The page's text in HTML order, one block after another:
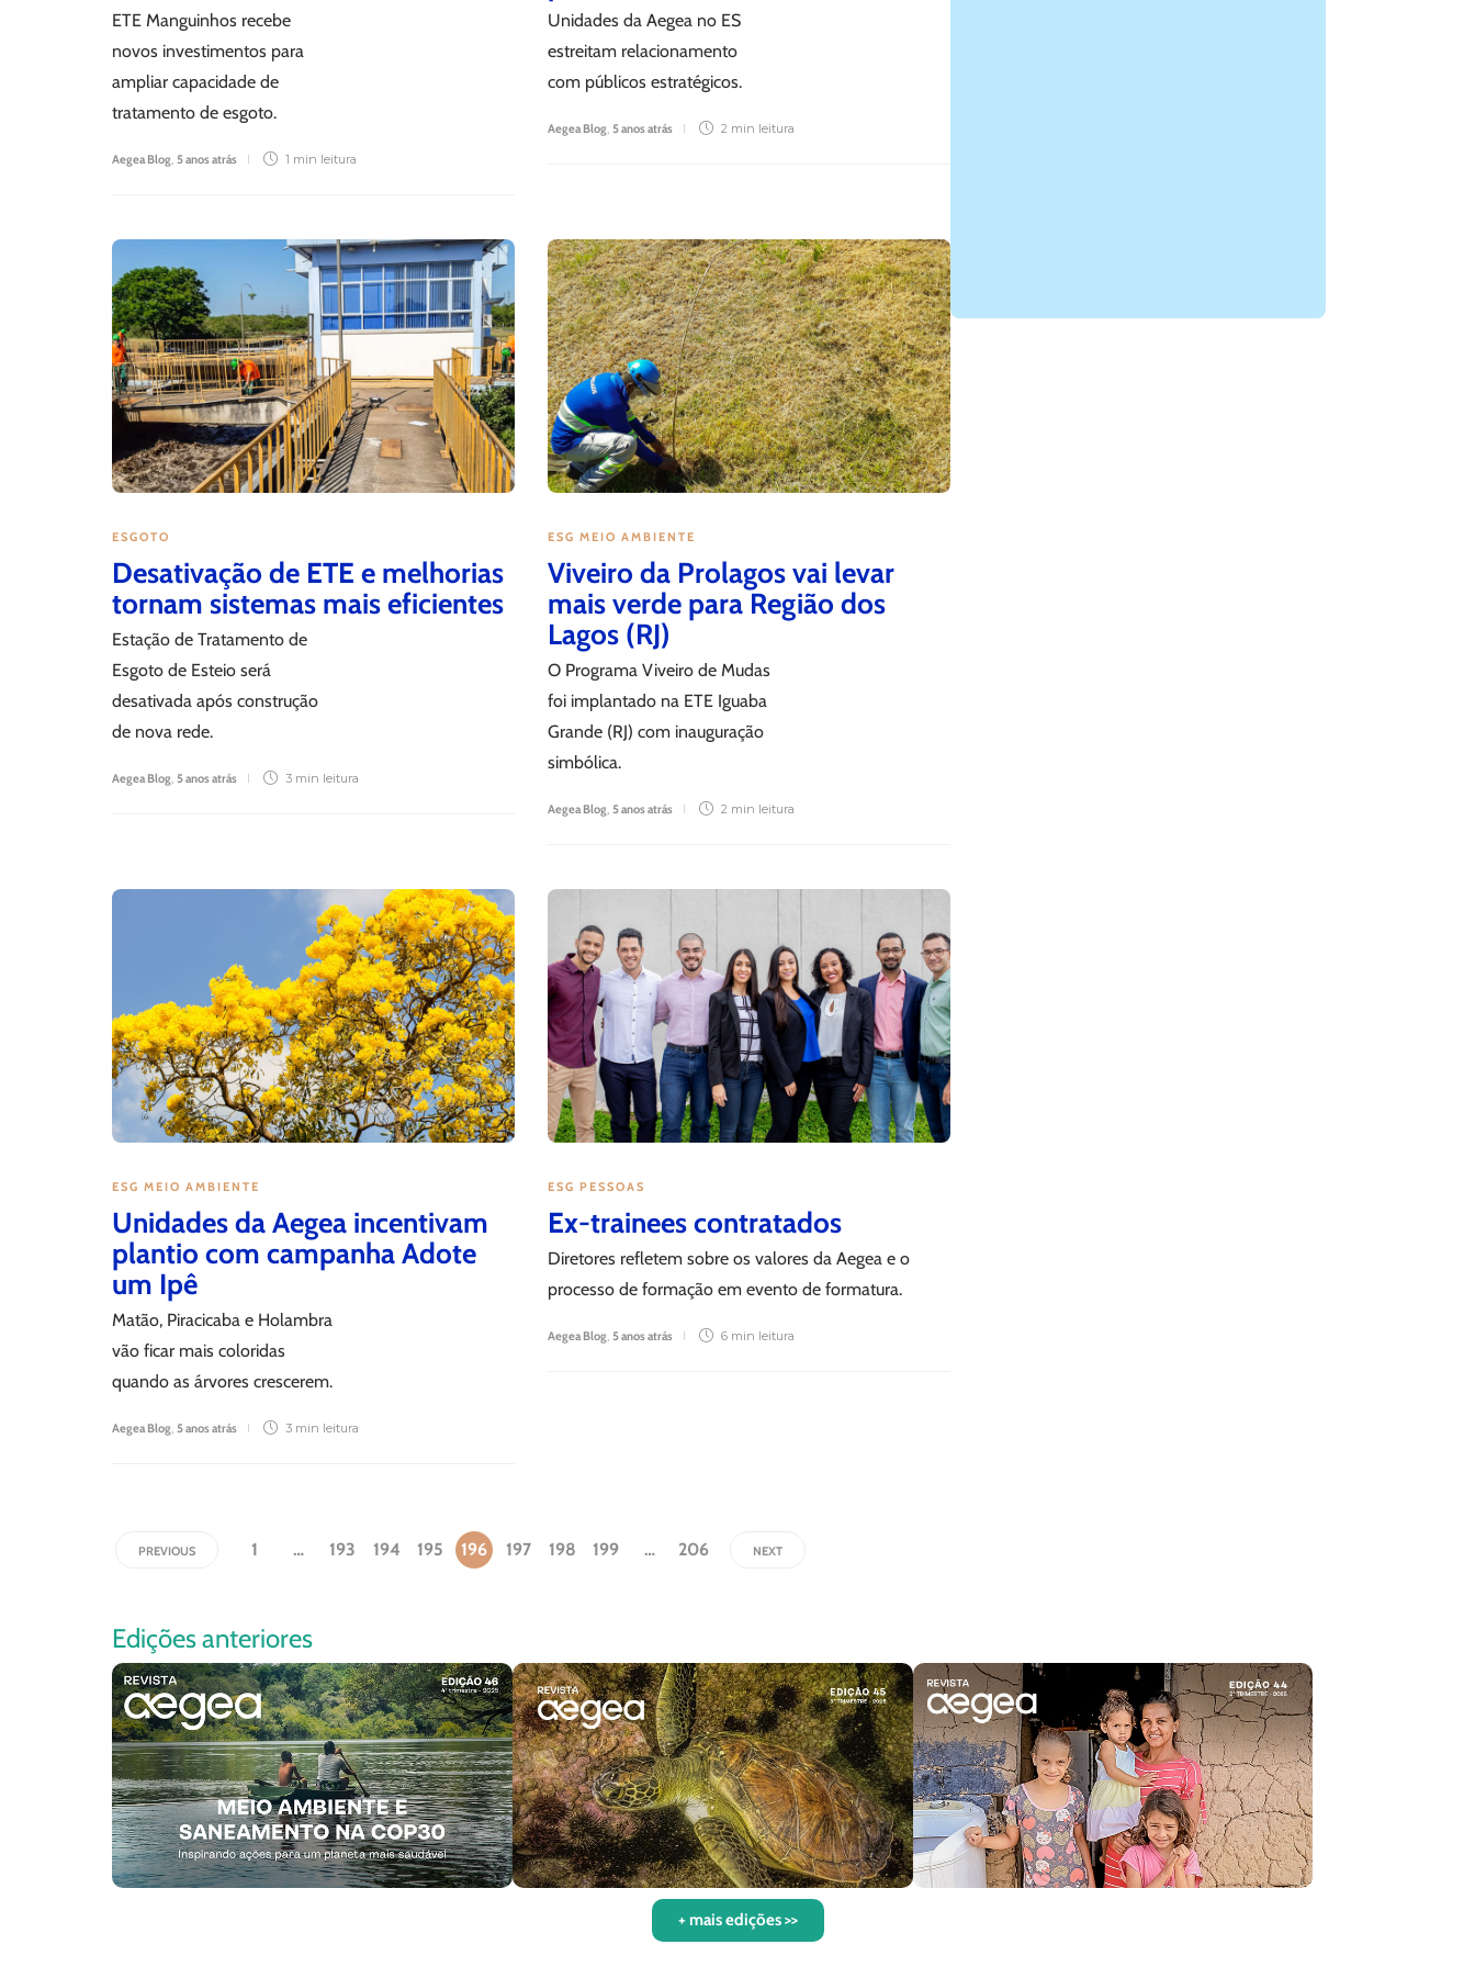
leitura
ETE Manguinhos recebe
novos investimentos para
ampliar capacidade de
tratamento de esgoto.
Aegea Blog, 5 anos atrás 1 min leitura
Unidades da Aegea no ES
estreitam relacionamento
com públicos estratégicos.
Aegea Blog, 5 anos atrás 2 min leitura
ESGOTO
Desativação de ETE e melhorias
tornam sistemas mais eficientes
Estação de Tratamento de
Esgoto de Esteio será
desativada após construção
de nova rede.
Aegea Blog, 5 anos atrás 3 min leitura
ESG MEIO AMBIENTE
Viveiro da Prolagos vai levar
mais verde para Região dos
Lagos (RJ)
O Programa Viveiro de Mudas
foi implantado na ETE Iguaba
Grande (RJ) com inauguração
simbólica.
Aegea Blog, 5 anos atrás 2 min leitura
ESG MEIO AMBIENTE
Unidades da Aegea incentivam
plantio com campanha Adote
um Ipê
Matão, Piracicaba e Holambra
vão ficar mais coloridas
quando as árvores crescerem.
Aegea Blog, 5 anos atrás 3 min leitura
ESG PESSOAS
Ex-trainees contratados
Diretores refletem sobre os valores da Aegea e o
processo de formação em evento de formatura.
Aegea Blog, 5 anos atrás 6 min leitura
PREVIOUS 1 … 193 194 195 196 197 198 199 … 206 NEXT
Edições anteriores
+ mais edições >>